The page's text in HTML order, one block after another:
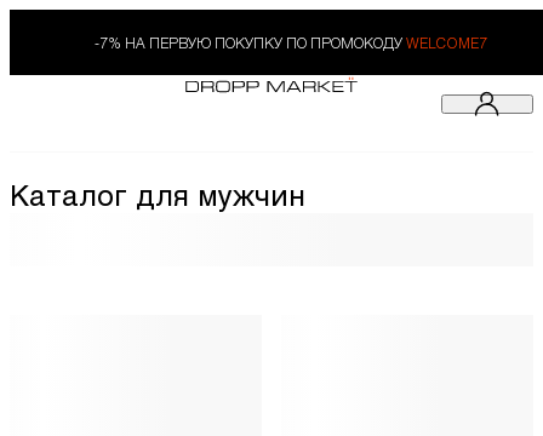
-7% НА ПЕРВУЮ ПОКУПКУ ПО ПРОМОКОДУ WELCOME7
Каталог для мужчин